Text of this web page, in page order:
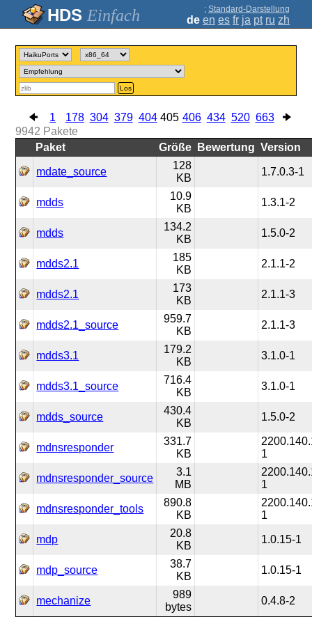
Einfach ; Standard-Darstellung
de en es fr ja pt ru zh
Los
1 178 304 379 404 405 406 434 520 663
9942 Pakete
Paket
Größe Bewertung Version
mdate_source
128
KB
1.7.0.3-1
mdds
10.9
KB
1.3.1-2
mdds
134.2
KB
1.5.0-2
mdds2.1
185
KB
2.1.1-2
mdds2.1
173
KB
2.1.1-3
mdds2.1_source
959.7
KB
2.1.1-3
mdds3.1
179.2
KB
3.1.0-1
mdds3.1_source
716.4
KB
3.1.0-1
mdds_source
430.4
KB
1.5.0-2
mdnsresponder
331.7
KB
1
mdnsresponder_source
3.1
MB
1
mdnsresponder_tools
890.8
KB
1
mdp
20.8
KB
1.0.15-1
mdp_source
38.7
KB
1.0.15-1
mechanize
989
bytes
0.4.8-2